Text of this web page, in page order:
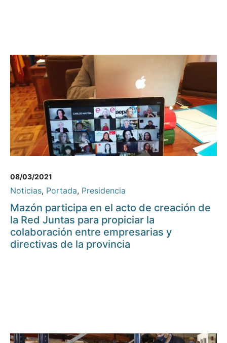
08/03/2021
Noticias, Portada, Presidencia
Mazón participa en el acto de creación de
la Red Juntas para propiciar la
colaboración entre empresarias y
directivas de la provincia